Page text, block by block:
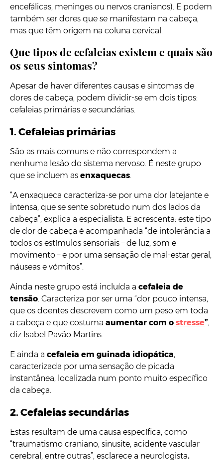
encefálicas, meninges ou nervos cranianos). E podem
também ser dores que se manifestam na cabeça,
mas que têm origem na coluna cervical.
Que tipos de cefaleias existem e quais são
os seus sintomas?
Apesar de haver diferentes causas e sintomas de
dores de cabeça, podem dividir-se em dois tipos:
cefaleias primárias e secundárias.
1. Cefaleias primárias
São as mais comuns e não correspondem a
nenhuma lesão do sistema nervoso. É neste grupo
que se incluem as enxaquecas.
“A enxaqueca caracteriza-se por uma dor latejante e
intensa, que se sente sobretudo num dos lados da
cabeça”, explica a especialista. E acrescenta: este tipo
de dor de cabeça é acompanhada “de intolerância a
todos os estímulos sensoriais – de luz, som e
movimento – e por uma sensação de mal-estar geral,
náuseas e vómitos”.
Ainda neste grupo está incluída a cefaleia de
tensão. Caracteriza por ser uma “dor pouco intensa,
que os doentes descrevem como um peso em toda
a cabeça e que costuma aumentar com o stresse”,
diz Isabel Pavão Martins.
E ainda a cefaleia em guinada idiopática,
caracterizada por uma sensação de picada
instantânea, localizada num ponto muito específico
da cabeça.
2. Cefaleias secundárias
Estas resultam de uma causa específica, como
“traumatismo craniano, sinusite, acidente vascular
cerebral, entre outras”, esclarece a neurologista.